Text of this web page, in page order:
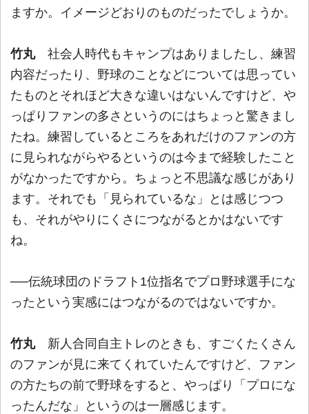
ますか。イメージどおりのものだったでしょうか。
竹丸社会人時代もキャンプはありましたし、練習
内容だったり、野球のことなどについては思ってい
たものとそれほど大きな違いはないんですけど、や
っぱりファンの多さというのにはちょっと驚きまし
たね。練習しているところをあれだけのファンの方
に見られながらやるというのは今まで経験したこと
がなかったですから。ちょっと不思議な感じがあり
ます。それでも「見られているな」とは感じつつ
も、それがやりにくさにつながるとかはないです
ね。
──伝統球団のドラフト1位指名でプロ野球選手にな
ったという実感にはつながるのではないですか。
竹丸新人合同自主トレのときも、すごくたくさん
のファンが見に来てくれていたんですけど、ファン
の方たちの前で野球をすると、やっぱり「プロにな
ったんだな」というのは一層感じます。